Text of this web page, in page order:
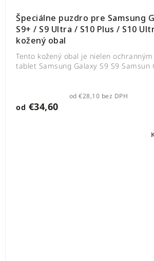
Špeciálne puzdro pre Samsung
S9+ / S9 Ultra / S10 Plus / S10
kožený obal
od €28,10 bez DPH
od €34,60
Tento kožený obal je nielen
tablet Samsung Galaxy S9 S9 Samsun